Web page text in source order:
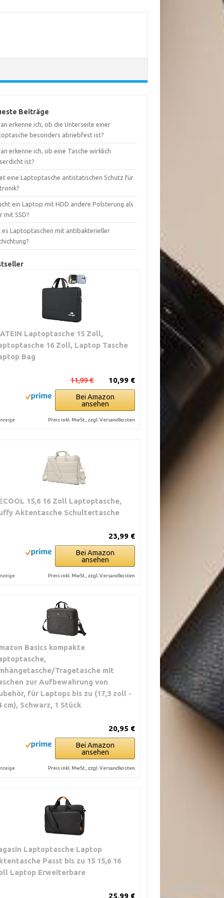
Beiträge
erkenne ich, ob die Unterseite einer
besonders abriebfest ist?
erkenne ich, ob eine Tasche wirklich
ist?
eine Laptoptasche antistatischen Schutz für
ein Laptop mit HDD andere Polsterung als
mit SSD?
es Laptoptaschen mit antibakterieller
Laptoptasche 15 Zoll,
16 Zoll, Laptop Tasche
Bag
10,99 €
11,99 €
Bei Amazon
ansehen
Preis inkl. MwSt., zzgl. Versandkosten
15,6 16 Zoll Laptoptasche,
Aktentasche Schultertasche
23,99 €
Bei Amazon
ansehen
Preis inkl. MwSt., zzgl. Versandkosten
Basics kompakte
Tragetasche mit
zur Aufbewahrung von
für Laptops bis zu (17,3 zoll -
cm), Schwarz, 1 Stück
20,95 €
Bei Amazon
ansehen
Preis inkl. MwSt., zzgl. Versandkosten
Laptoptasche Laptop
Passt bis zu 15 15,6 16
Laptop Erweiterbare
25,99 €